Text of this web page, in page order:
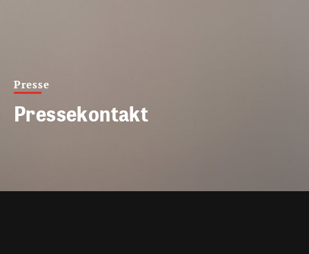
Presse
Pressekontakt